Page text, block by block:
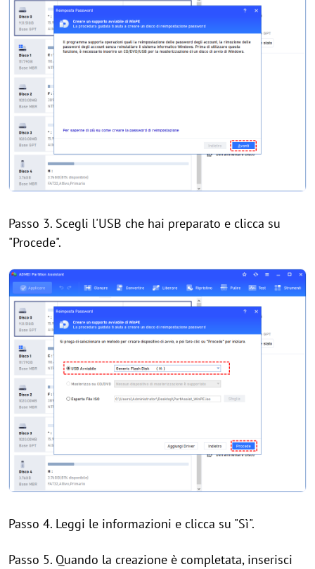
Passo 3. Scegli l'USB che hai preparato e clicca su
"Procede".
Passo 4. Leggi le informazioni e clicca su "Sì".
Passo 5. Quando la creazione è completata, inserisci